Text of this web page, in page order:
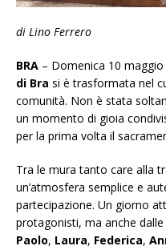
di Lino Ferrero
BRA – Domenica 10 maggio
di Bra si è trasformata nel
comunità. Non è stata
un momento di gioia
per la prima volta il
Tra le mura tanto care alla
un’atmosfera semplice e
partecipazione. Un giorno
protagonisti, ma anche
Paolo, Laura, Federica,